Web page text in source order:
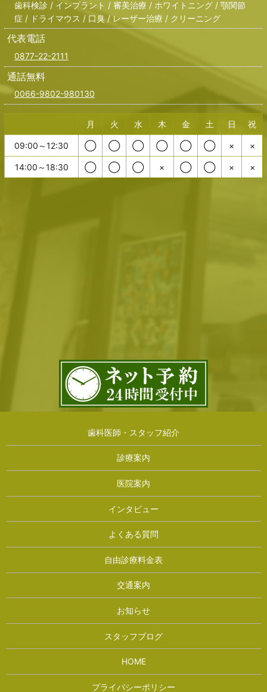
歯科検診 / インプラント / 審美治療 / ホワイトニング / 顎関節
症 / ドライマウス / 口臭 / レーザー治療 / クリーニング
代表電話
0877-22-2111
通話無料
0066-9802-980130
月 火 水 木 金 土 日 祝
09:00～12:30 ◯ ◯ ◯ ◯ ◯ ◯ × ×
14:00～18:30 ◯ ◯ ◯ × ◯ ◯ × ×
歯科医師・スタッフ紹介
診療案内
医院案内
インタビュー
よくある質問
自由診療料金表
交通案内
お知らせ
スタッフブログ
HOME
プライバシーポリシー